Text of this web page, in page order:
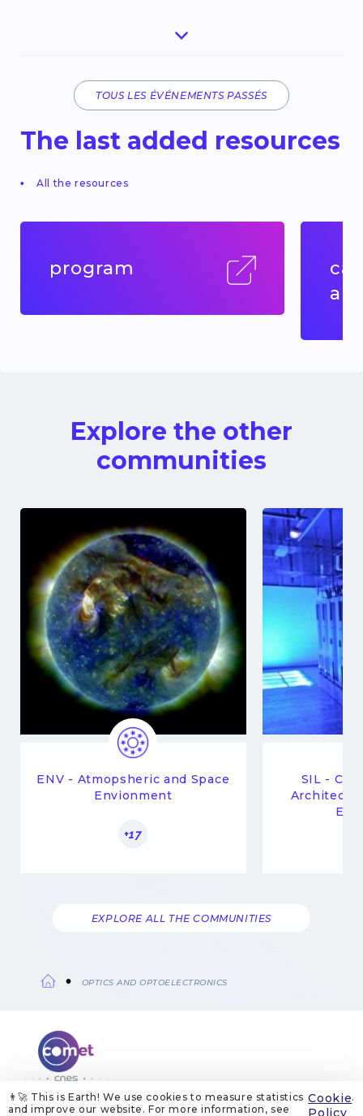
👨‍🚀 This is Earth! We use cookies to measure statistics
and improve our website. For more information, see
Cookie
Policy
.
TOUS LES ÉVÉNEMENTS PASSÉS
The last added resources
All the resources
program
Explore the other
communities
ENV - Atmopsheric and Space
Envionment
+17
SIL -
EXPLORE ALL THE COMMUNITIES
OPTICS AND OPTOELECTRONICS
ABOUT US LEGAL NOTICES
COOKIE MANAGEMENT